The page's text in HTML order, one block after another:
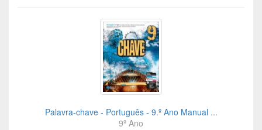
Palavra-chave - Português - 9.º Ano Manual ...
9º Ano